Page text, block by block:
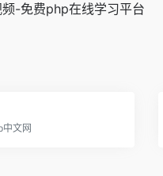
-免费php在线学习平台
文网